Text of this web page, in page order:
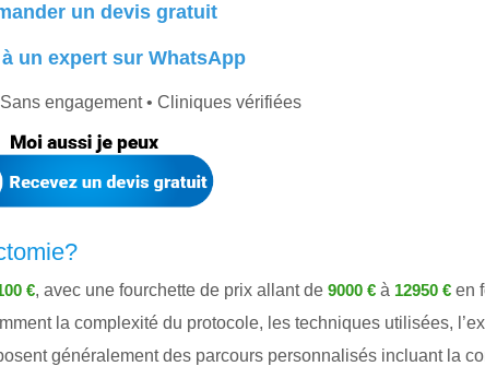
un devis gratuit
un expert sur WhatsApp
engagement • Cliniques vérifiées
€, avec une fourchette de prix allant de 9000 € à 12950 € en
la complexité du protocole, les techniques utilisées,
généralement des parcours personnalisés incluant la